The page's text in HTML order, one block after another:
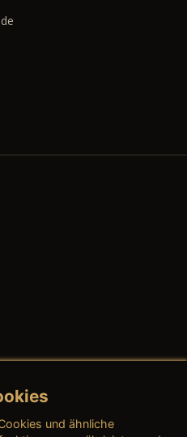
und ähnliche